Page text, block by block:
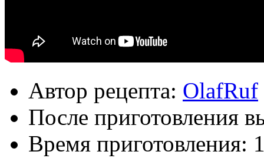
Автор рецепта: OlafRuf
После приготовления
Время приготовления: